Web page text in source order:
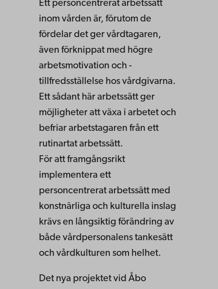
Ett personcentrerat arbetssätt
inom vården är, förutom de
fördelar det ger vårdtagaren,
även förknippat med högre
arbetsmotivation och -
tillfredsställelse hos vårdgivarna.
Ett sådant här arbetssätt ger
möjligheter att växa i arbetet och
befriar arbetstagaren från ett
rutinartat arbetssätt.
För att framgångsrikt
implementera ett
personcentrerat arbetssätt med
konstnärliga och kulturella inslag
krävs en långsiktig förändring av
både vårdpersonalens tankesätt
och vårdkulturen som helhet.
Det nya projektet vid Åbo